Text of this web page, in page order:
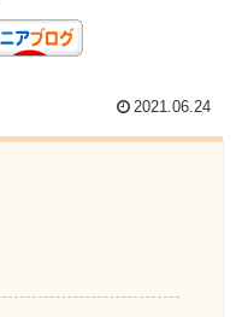
2021.06.24